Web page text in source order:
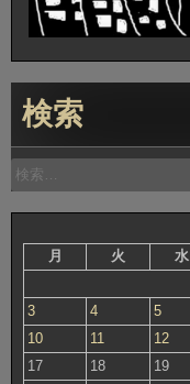
検索
検
索:
月
火 水
3
4 5
10
11 12
17
18 19